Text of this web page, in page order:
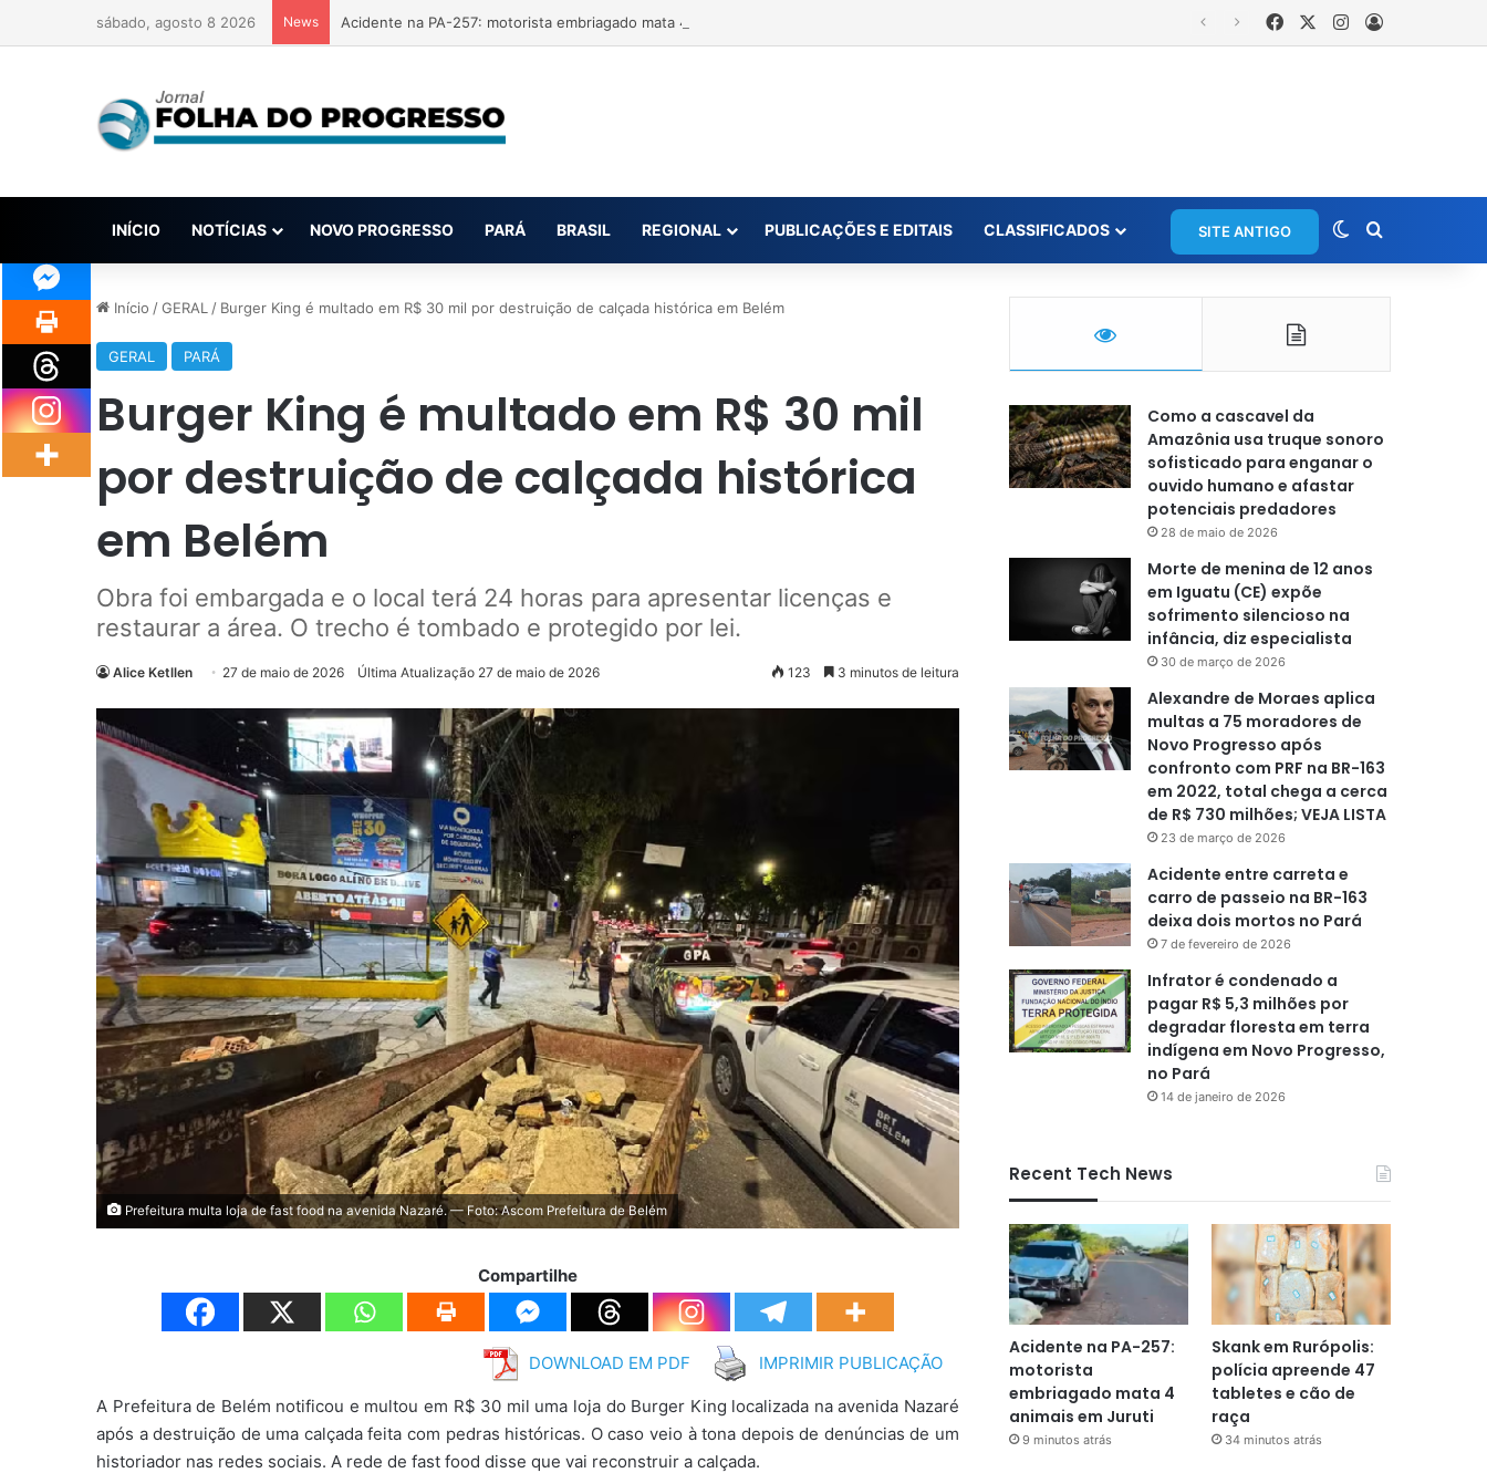
sábado, agosto 8 2026 News Acidente na PA-257: motorista embriagado mata 4 animais em Juruti FacebookInstagram
INÍCIO NOTÍCIAS NOVO PROGRESSO PARÁ BRASIL REGIONAL PUBLICAÇÕES E EDITAIS CLASSIFICADOS SITE ANTIGO Switch skin
Início /GERAL / Burger King é multado em R$ 30 mil por destruição de calçada histórica em Belém
GERAL PARÁ
Burger King é multado em R$ 30 mil
por destruição de calçada histórica
em Belém
Obra foi embargada e o local terá 24 horas para apresentar licenças e
restaurar a área. O trecho é tombado e protegido por lei.
Alice Ketllen 27 de maio de 2026 Última Atualização 27 de maio de 2026 123 3 minutos de leitura
Prefeitura multa loja de fast food na avenida Nazaré. — Foto: Ascom Prefeitura de Belém
Compartilhe
DOWNLOAD EM PDF IMPRIMIR PUBLICAÇÃO
A Prefeitura de Belém notificou e multou em R$ 30 mil uma loja do Burger King localizada na avenida Nazaré
após a destruição de uma calçada feita com pedras históricas. O caso veio à tona depois de denúncias de um
historiador nas redes sociais. A rede de fast food disse que vai reconstruir a calçada.
Como a cascavel da
Amazônia usa truque sonoro
sofisticado para enganar o
ouvido humano e afastar
potenciais predadores
28 de maio de 2026
Morte de menina de 12 anos
em Iguatu (CE) expõe
sofrimento silencioso na
infância, diz especialista
30 de março de 2026
Alexandre de Moraes aplica
multas a 75 moradores de
Novo Progresso após
confronto com PRF na BR-163
em 2022, total chega a cerca
de R$ 730 milhões; VEJA LISTA
23 de março de 2026
Acidente entre carreta e
carro de passeio na BR-163
deixa dois mortos no Pará
7 de fevereiro de 2026
Infrator é condenado a
pagar R$ 5,3 milhões por
degradar floresta em terra
indígena em Novo Progresso,
no Pará
14 de janeiro de 2026
Recent Tech News
Acidente na PA-257:
motorista
embriagado mata 4
animais em Juruti
9 minutos atrás
Skank em Rurópolis:
polícia apreende 47
tabletes e cão de
raça
34 minutos atrás